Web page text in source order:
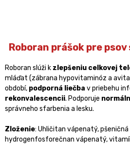
Roboran prášok pre
Roboran slúži k zlepšeniu celkovej
mláďat (zábrana hypovitaminóz a
období, podporná liečba v priebehu
rekonvalescencii. Podporuje
správneho sfarbenia a lesku.
Zloženie: Uhličitan vápenatý, pšeničná
hydrogenfosforečnan vápenatý, vitamín